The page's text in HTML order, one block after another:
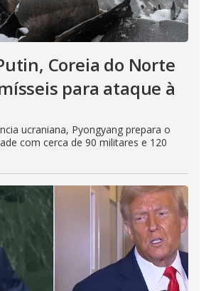
Coreia do Norte
para ataque à
ucraniana, Pyongyang prepara o
com cerca de 90 militares e 120